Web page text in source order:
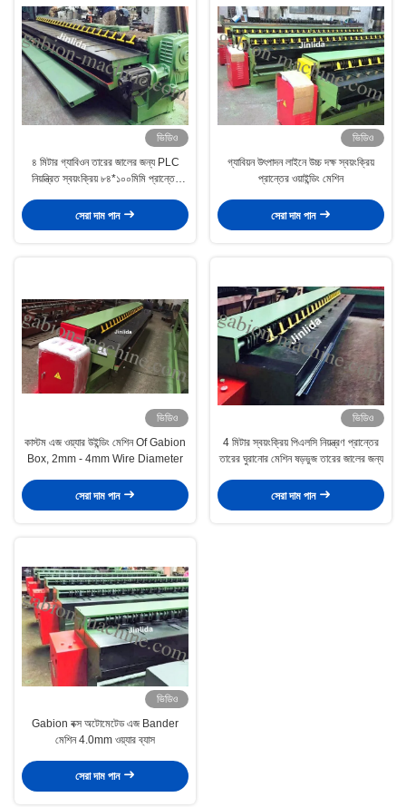
ভিডিও
৪ মিটার গ্যাবিওন তারের জালের জন্য PLC
নিয়ন্ত্রিত স্বয়ংক্রিয় ৮৪*১০০মিমি প্রান্তের
সেরা দাম পান
ভিডিও
গ্যাবিয়ন উৎপাদন লাইনে উচ্চ দক্ষ স্বয়ংক্রিয়
প্রান্তের ওয়াইন্ডিং মেশিন
সেরা দাম পান
ভিডিও
কাস্টম এজ ওয়্যার উইন্ডিং মেশিন Of Gabion
Box, 2mm - 4mm Wire Diameter
সেরা দাম পান
ভিডিও
4 মিটার স্বয়ংক্রিয় পিএলসি নিয়ন্ত্রণ প্রান্তের
তারের ঘুরানোর মেশিন ষড়ভুজ তারের জালের জন্য
সেরা দাম পান
ভিডিও
Gabion বক্স অটোমেটেড এজ Bander
মেশিন 4.0mm ওয়্যার ব্যাস
সেরা দাম পান